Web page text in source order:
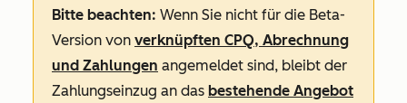
Bitte beachten: Wenn Sie nicht für die Beta-
Version von verknüpften CPQ, Abrechnung
und Zahlungen angemeldet sind, bleibt der
Zahlungseinzug an das bestehende Angebot